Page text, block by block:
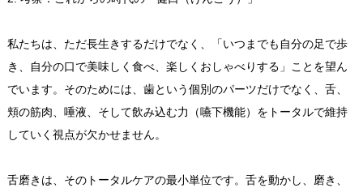
私たちは、ただ長生きするだけでなく、「いつまでも自分の足で歩
き、自分の口で美味しく食べ、楽しくおしゃべりする」ことを望ん
でいます。そのためには、歯という個別のパーツだけでなく、舌、
頬の筋肉、唾液、そして飲み込む力（嚥下機能）をトータルで維持
していく視点が欠かせません。
舌磨きは、そのトータルケアの最小単位です。舌を動かし、磨き、